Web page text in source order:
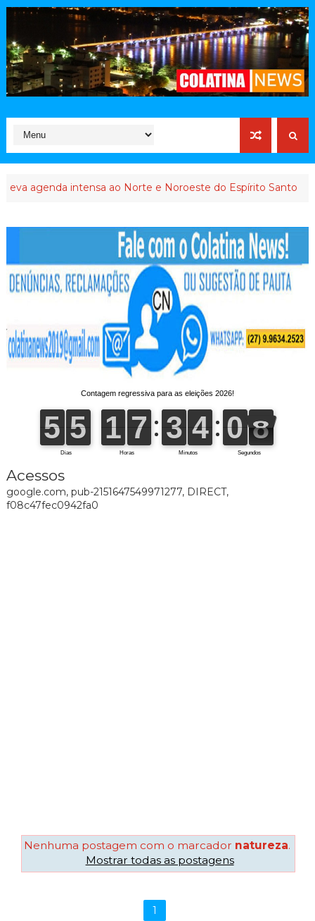
intensa ao Norte e Noroeste do Espírito Santo
Acessos
google.com, pub-2151647549971277, DIRECT,
f08c47fec0942fa0
Nenhuma postagem com o marcador natureza.
Mostrar todas as postagens
1